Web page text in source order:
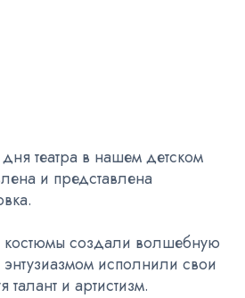
театра в нашем детском
и представлена
создали волшебную
исполнили свои
и артистизм.